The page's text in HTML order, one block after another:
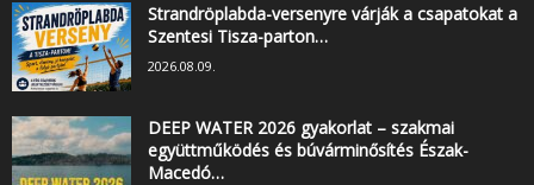
Strandröplabda-versenyre várják a csapatokat a
Szentesi Tisza-parton…
2026.08.09.
DEEP WATER 2026 gyakorlat – szakmai
együttműködés és búvárminősítés Észak-
Macedó…